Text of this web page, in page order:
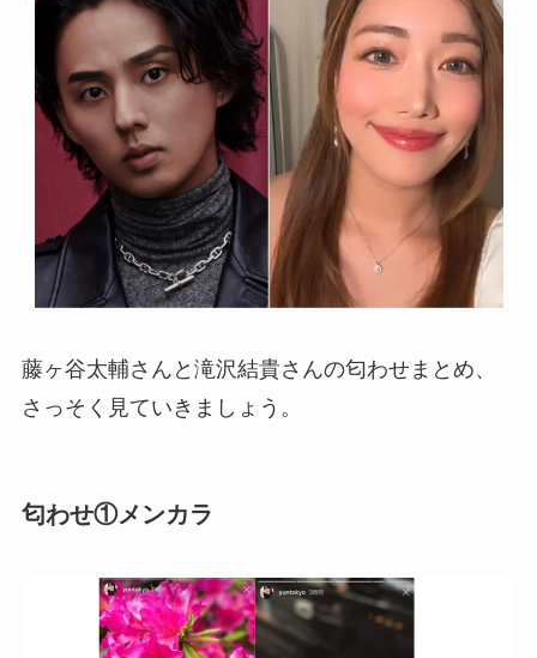
藤ヶ谷太輔さんと滝沢結貴さんの匂わせまとめ、
さっそく見ていきましょう。
匂わせ①メンカラ